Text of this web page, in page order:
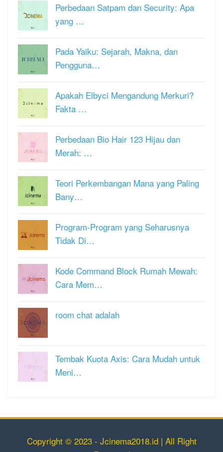
Perbedaan Satpam dan Security: Apa
yang …
Pada Yaiku: Sejarah, Makna, dan
Pengguna…
Apakah Elbyci Mengandung Merkuri?
Fakta …
Perbedaan Bio Hair 123 Hijau dan
Merah: …
Teori Perkembangan Mana yang Paling
Bany…
Program-Program yang Seharusnya
Tidak Di…
Kode Command Block Rumah Mewah:
Cara Mem…
room chat adalah
Tembak Kuota Axis: Cara Mudah untuk
Meni…
Copyright © 2023 - Jcinema2018.id | All Right